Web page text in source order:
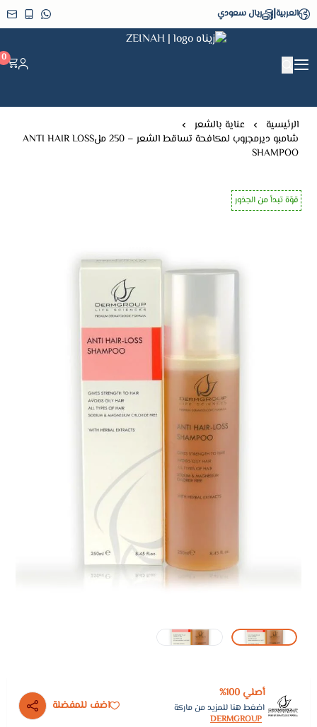
العربية| ريال سعودي
زيناه ZEINAH
0
الرئيسية
عناية بالشعر
شامبو ديرمجروب لمكافحة تساقط الشعر – 250 ملANTI HAIR LOSS
SHAMPOO
قوّة تبدأ من الجذور
أصلي 100%
اضغط هنا للمزيد من ماركة
DERMGROUP
اضف للمفضلة